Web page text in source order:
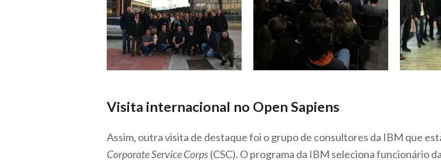
Visita internacional no Open Sapiens
Assim, outra visita de destaque foi o grupo de consultores da IBM que
Corporate Service Corps(CSC). O programa da IBM seleciona funcionário